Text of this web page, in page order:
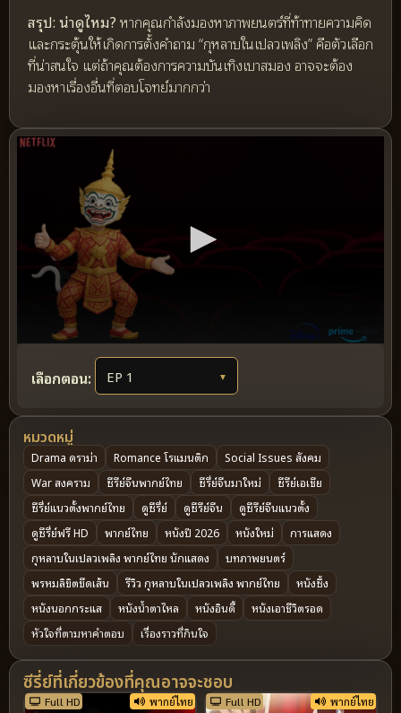
สรุป: น่าดูไหม?หากคุณกำลังมองหาภาพยนตร์ที่ท้าทายความคิด
และกระตุ้นให้เกิดการตั้งคำถาม “กุหลาบในเปลวเพลิง” คือตัวเลือก
ที่น่าสนใจ แต่ถ้าคุณต้องการความบันเทิงเบาสมอง อาจจะต้อง
มองหาเรื่องอื่นที่ตอบโจทย์มากกว่า
เลือกตอน: ▼
หมวดหมู่
Drama ดราม่า Romance โรแมนติก
Social Issues สังคม
War สงคราม
ซีรีย์จีนพากย์ไทย ซีรี่ย์จีนมาใหม่
ซีรีย์เอเชีย
ซีรี่ย์แนวตั้งพากย์ไทย
ดูซีรี่ย์ ดูซีรีย์จีน
ดูซีรีย์จีนแนวตั้ง
ดูซีรี่ย์ฟรี HD
พากย์ไทย หนังปี 2026 หนังใหม่
การแสดง
กุหลาบในเปลวเพลิง พากย์ไทย นักแสดง
บทภาพยนตร์
พรหมลิขิตขีดเส้น
รีวิว กุหลาบในเปลวเพลิง พากย์ไทย
หนังซึ้ง
หนังนอกกระแส
หนังน้ำตาไหล หนังอินดี้
หนังเอาชีวิตรอด
หัวใจที่ตามหาคำตอบ
เรื่องราวที่กินใจ
ซีรี่ย์ที่เกี่ยวข้องที่คุณอาจจะชอบ
Full HD พากย์ไทย Full HD พากย์ไทย